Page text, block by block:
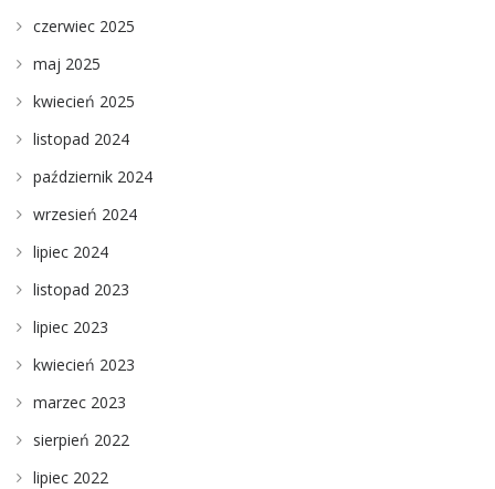
czerwiec 2025
maj 2025
kwiecień 2025
listopad 2024
październik 2024
wrzesień 2024
lipiec 2024
listopad 2023
lipiec 2023
kwiecień 2023
marzec 2023
sierpień 2022
lipiec 2022